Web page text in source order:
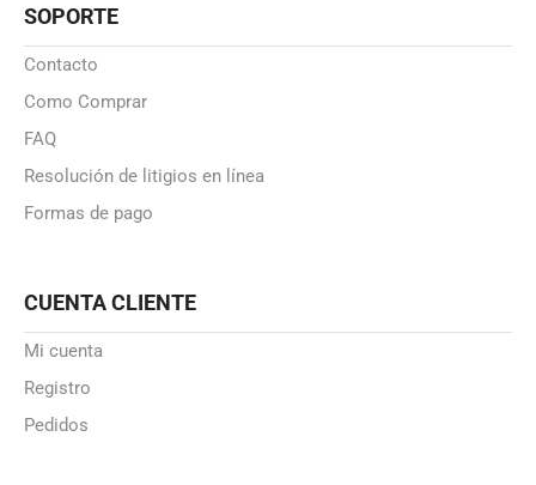
SOPORTE
Contacto
Como Comprar
FAQ
Resolución de litigios en línea
Formas de pago
CUENTA CLIENTE
Mi cuenta
Registro
Pedidos